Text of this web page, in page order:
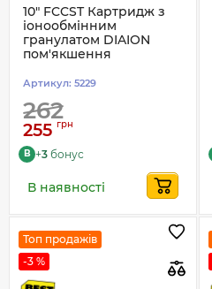
10" FCCST Картридж з
іонообмінним
гранулатом DIAION
пом'якшення
Артикул: 5229
262
255 грн
B +3 бонус
В наявності
Топ продажів
-3 %